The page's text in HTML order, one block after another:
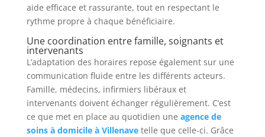
aide efficace et rassurante, tout en respectant le
rythme propre à chaque bénéficiaire.
Une coordination entre famille, soignants et
intervenants
L’adaptation des horaires repose également sur une
communication fluide entre les différents acteurs.
Famille, médecins, infirmiers libéraux et
intervenants doivent échanger régulièrement. C’est
ce que met en place au quotidien une agence de
soins à domicile à Villenavetelle que celle-ci. Grâce